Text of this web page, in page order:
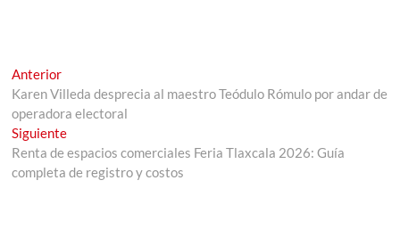
Navegación
de
entradas
AnteriorEntrada
anterior:
Karen Villeda desprecia al maestro Teódulo Rómulo por andar de
operadora electoral
SiguienteEntrada
siguiente:
Renta de espacios comerciales Feria Tlaxcala 2026: Guía
completa de registro y costos